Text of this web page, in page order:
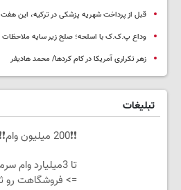
قبل از پرداخت شهریه پزشکی در ترکیه، این هفت
وداع پ.ک.ک با اسلحه؛ صلح زیر سایه
زهر تکراری آمریکا در کام کردها/ محمد هادیفر
تبلیغات
❗❗200 میلیون وام❗❗ فقط با احراز هویت
تا 3میلیارد
=> فروشگاهت رو